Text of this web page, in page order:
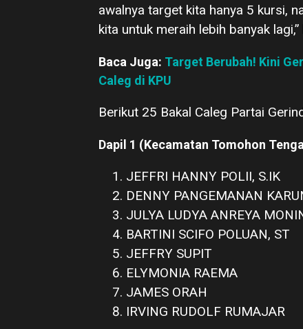
awalnya target kita hanya 5 kursi,
kita untuk meraih lebih banyak
Baca Juga: Target Berubah! Kini
Caleg di KPU
Berikut 25 Bakal Caleg Partai
Dapil 1 (Kecamatan Tomohon
JEFFRI HANNY POLII, S.IK
DENNY PANGEMANAN
JULYA LUDYA ANREYA
BARTINI SCIFO POLUAN, ST
JEFFRY SUPIT
ELYMONIA RAEMA
JAMES ORAH
IRVING RUDOLF RUMAJAR